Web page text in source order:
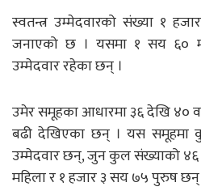
स्वतन्त्र उम्मेदवारको संख्या १
जनाएको छ । यसमा १ सय ६०
उम्मेदवार रहेका छन् ।
उमेर समूहका आधारमा ३६ देखि ४०
बढी देखिएका छन् । यस
उम्मेदवार छन्, जुन कुल संख्याको ४६
महिला र १ हजार ३ सय ७५ पुरुष छन्